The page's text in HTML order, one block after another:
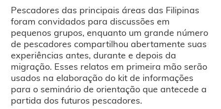
Pescadores das principais áreas das Filipinas
foram convidados para discussões em
pequenos grupos, enquanto um grande número
de pescadores compartilhou abertamente suas
experiências antes, durante e depois da
migração. Esses relatos em primeira mão serão
usados na elaboração do kit de informações
para o seminário de orientação que antecede a
partida dos futuros pescadores.